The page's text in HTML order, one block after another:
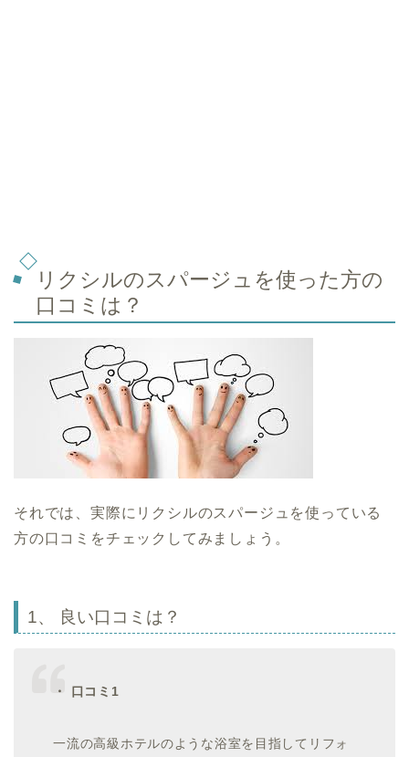
リクシルのスパージュを使った方の
口コミは？
それでは、実際にリクシルのスパージュを使っている
方の口コミをチェックしてみましょう。
1、 良い口コミは？
・ 口コミ1
一流の高級ホテルのような浴室を目指してリフォ